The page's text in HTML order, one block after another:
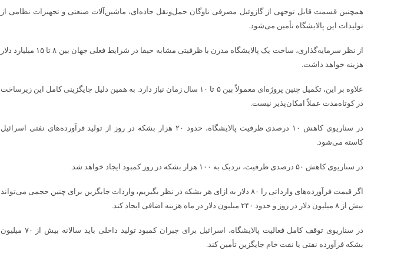
همچنین قسمت قابل توجهی از گازوئیل مصرفی ناوگان حمل‌ونقل جاده‌ای، ماشین‌آلات صنعتی و تجهیزات نظامی از
تولیدات این پالایشگاه تأمین می‌شود.
از نظر سرمایه‌گذاری، ساخت یک پالایشگاه مدرن با ظرفیتی مشابه حیفا در شرایط فعلی جهان بین ۸ تا ۱۵ میلیارد دلار
هزینه خواهد داشت.
علاوه بر این، تکمیل چنین پروژه‌ای معمولاً بین ۵ تا ۱۰ سال زمان نیاز دارد. به همین دلیل جایگزینی کامل این زیرساخت
در کوتاه‌مدت عملاً امکان‌پذیر نیست.
در سناریوی کاهش ۱۰ درصدی ظرفیت پالایشگاه، حدود ۲۰ هزار بشکه در روز از تولید فرآورده‌های نفتی اسرائیل
کاسته می‌شود.
در سناریوی کاهش ۵۰ درصدی ظرفیت، نزدیک به ۱۰۰ هزار بشکه در روز کمبود ایجاد خواهد شد.
اگر قیمت فرآورده‌های وارداتی را ۸۰ دلار به ازای هر بشکه در نظر بگیریم، واردات جایگزین برای چنین حجمی می‌تواند
بیش از ۸ میلیون دلار در روز و حدود ۲۴۰ میلیون دلار در ماه هزینه اضافی ایجاد کند.
در سناریوی توقف کامل فعالیت پالایشگاه، اسرائیل برای جبران کمبود تولید داخلی باید سالانه بیش از ۷۰ میلیون
بشکه فرآورده نفتی یا نفت خام جایگزین تأمین کند.